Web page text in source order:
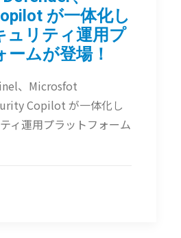
が一体化し
ュリティ運用プ
ームが登場！
、Microsfot
Copilot が一体化し
ィ運用プラットフォーム